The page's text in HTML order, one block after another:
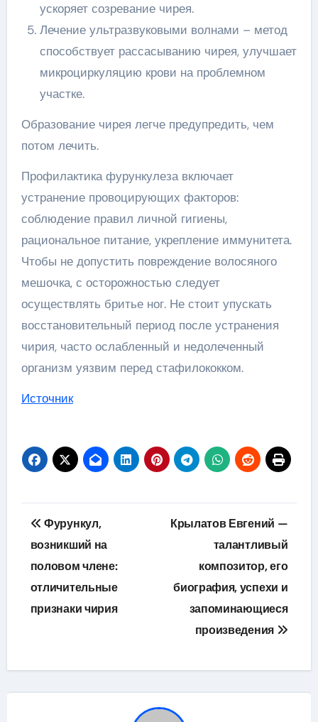
ускоряет созревание чирея.
Лечение ультразвуковыми волнами – метод
способствует рассасыванию чирея, улучшает
микроциркуляцию крови на проблемном
участке.
Образование чирея легче предупредить, чем
потом лечить.
Профилактика фурункулеза включает
устранение провоцирующих факторов:
соблюдение правил личной гигиены,
рациональное питание, укрепление иммунитета.
Чтобы не допустить повреждение волосяного
мешочка, с осторожностью следует
осуществлять бритье ног. Не стоит упускать
восстановительный период после устранения
чирия, часто ослабленный и недолеченный
организм уязвим перед стафилококком.
Источник
Навигация
по
записям
Фурункул,
возникший на
половом члене:
отличительные
признаки чирия
Крылатов Евгений —
талантливый
композитор, его
биография, успехи и
запоминающиеся
произведения